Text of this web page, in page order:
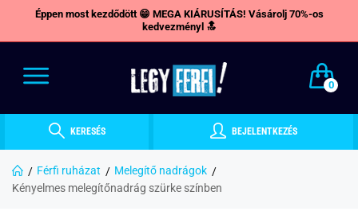
Éppen most kezdődött 😁 MEGA KIÁRUSÍTÁS! Vásárolj 70%-os
kedvezményl 🔝
0
KERESÉS BEJELENTKEZÉS
Férfi ruházat
Melegítő nadrágok
Kényelmes melegítőnadrág szürke színben